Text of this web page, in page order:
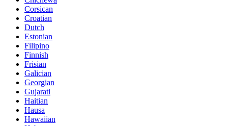
Corsican
Croatian
Dutch
Estonian
Filipino
Finnish
Frisian
Galician
Georgian
Gujarati
Haitian
Hausa
Hawaiian